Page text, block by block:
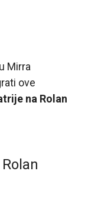
Mirra
ove
na Rolan